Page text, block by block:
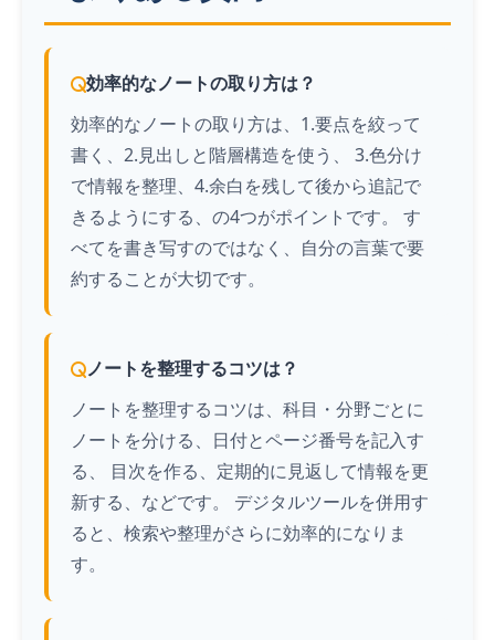
効率的なノートの取り方は？
効率的なノートの取り方は、1.要点を絞って
書く、2.見出しと階層構造を使う、 3.色分け
で情報を整理、4.余白を残して後から追記で
きるようにする、の4つがポイントです。 す
べてを書き写すのではなく、自分の言葉で要
約することが大切です。
ノートを整理するコツは？
ノートを整理するコツは、科目・分野ごとに
ノートを分ける、日付とページ番号を記入す
る、 目次を作る、定期的に見返して情報を更
新する、などです。 デジタルツールを併用す
ると、検索や整理がさらに効率的になりま
す。